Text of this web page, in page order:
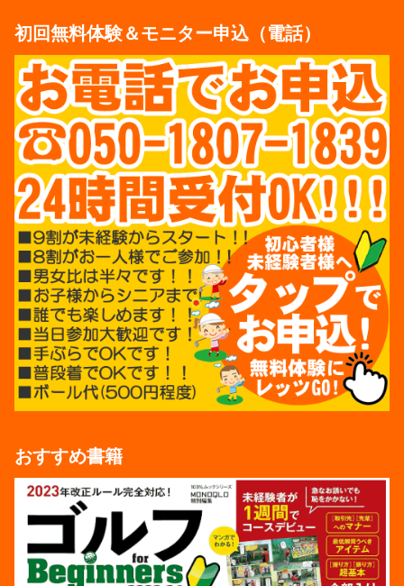
初回無料体験＆モニター申込（電話）
おすすめ書籍